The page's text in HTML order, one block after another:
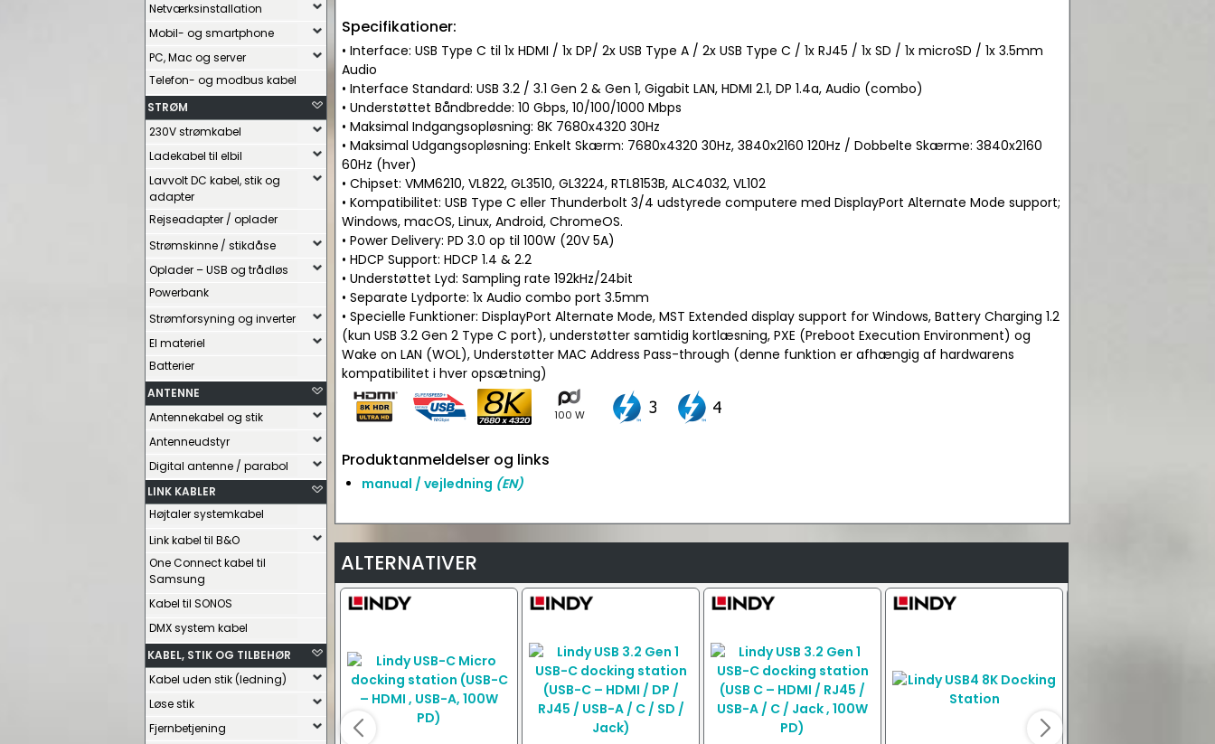
Netværksinstallation
Mobil- og smartphone
PC, Mac og server
Telefon- og modbus kabel
STRØM
230V strømkabel
Ladekabel til elbil
Lavvolt DC kabel, stik og
adapter
Rejseadapter / oplader
Strømskinne / stikdåse
Oplader – USB og trådløs
Powerbank
Strømforsyning og inverter
El materiel
Batterier
ANTENNE
Antennekabel og stik
Antenneudstyr
Digital antenne / parabol
LINK KABLER
Højtaler systemkabel
Link kabel til B&O
One Connect kabel til
Samsung
Kabel til SONOS
DMX system kabel
KABEL, STIK OG TILBEHØR
Kabel uden stik (ledning)
Løse stik
Fjernbetjening
Specifikationer:
• Interface: USB Type C til 1x HDMI / 1x DP/ 2x USB Type A / 2x USB Type C / 1x RJ45 / 1x SD / 1x microSD / 1x 3.5mm
Audio
• Interface Standard: USB 3.2 / 3.1 Gen 2 & Gen 1, Gigabit LAN, HDMI 2.1, DP 1.4a, Audio (combo)
• Understøttet Båndbredde: 10 Gbps, 10/100/1000 Mbps
• Maksimal Indgangsopløsning: 8K 7680x4320 30Hz
• Maksimal Udgangsopløsning: Enkelt Skærm: 7680x4320 30Hz, 3840x2160 120Hz / Dobbelte Skærme: 3840x2160
60Hz (hver)
• Chipset: VMM6210, VL822, GL3510, GL3224, RTL8153B, ALC4032, VL102
• Kompatibilitet: USB Type C eller Thunderbolt 3/4 udstyrede computere med DisplayPort Alternate Mode support;
Windows, macOS, Linux, Android, ChromeOS.
• Power Delivery: PD 3.0 op til 100W (20V 5A)
• HDCP Support: HDCP 1.4 & 2.2
• Understøttet Lyd: Sampling rate 192kHz/24bit
• Separate Lydporte: 1x Audio combo port 3.5mm
• Specielle Funktioner: DisplayPort Alternate Mode, MST Extended display support for Windows, Battery Charging 1.2
(kun USB 3.2 Gen 2 Type C port), understøtter samtidig kortlæsning, PXE (Preboot Execution Environment) og
Wake on LAN (WOL), Understøtter MAC Address Pass-through (denne funktion er afhængig af hardwarens
kompatibilitet i hver opsætning)
100 W
Produktanmeldelser og links
manual / vejledning (EN)
ALTERNATIVER